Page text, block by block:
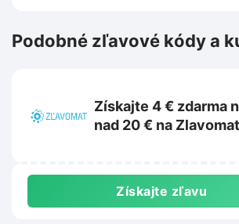
Podobné zľavové kódy a
Získajte 4 € zdarma
nad 20 € na
Získajte zľavu